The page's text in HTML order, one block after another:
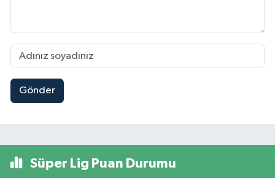
Gönder
Süper Lig Puan Durumu